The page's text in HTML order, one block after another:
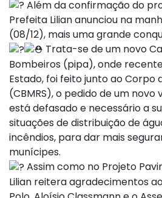
Além da confirmação do
Prefeita Lilian anunciou na
(08/12), mais uma grande
Trata-se de um novo
Bombeiros (pipa), onde
Estado, foi feito junto ao Corpo
(CBMRS), o pedido de um novo
está defasado e necessário a
situações de distribuição de
incêndios, para dar mais
munícipes.
Assim como no Projeto
Lilian reitera agradecimentos